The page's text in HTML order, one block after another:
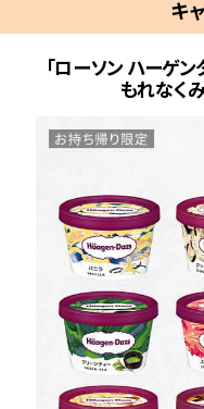
キ
「ローソン ハーゲ
もれなく